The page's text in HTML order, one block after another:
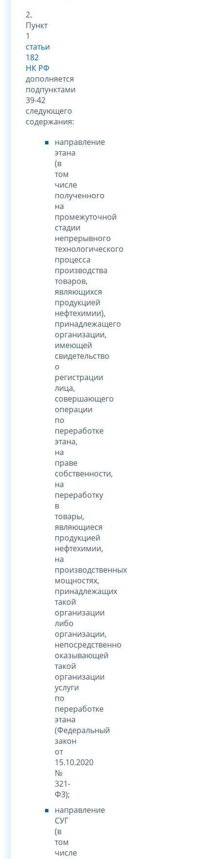
2.
Пункт
1
статьи
182
НК РФ
дополняется
подпунктами
39-42
следующего
содержания:
направление
этана
(в
том
числе
полученного
на
промежуточной
стадии
непрерывного
технологического
процесса
производства
товаров,
являющихся
продукцией
нефтехимии),
принадлежащего
организации,
имеющей
свидетельство
о
регистрации
лица,
совершающего
операции
по
переработке
этана,
на
праве
собственности,
на
переработку
в
товары,
являющиеся
продукцией
нефтехимии,
на
производственных
мощностях,
принадлежащих
такой
организации
либо
организации,
непосредственно
оказывающей
такой
организации
услуги
по
переработке
этана
(Федеральный
закон
от
15.10.2020
№
321-
ФЗ);
направление
СУГ
(в
том
числе